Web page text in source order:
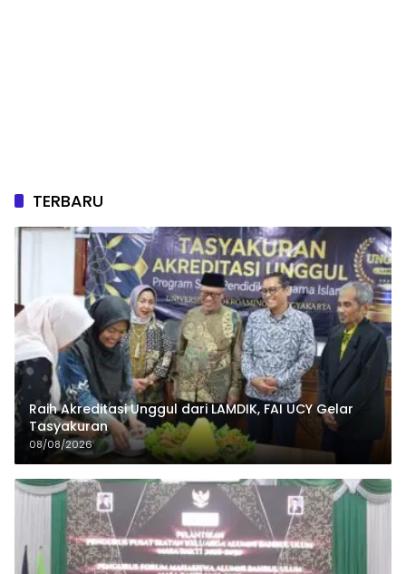
TERBARU
Raih Akreditasi Unggul dari LAMDIK, FAI UCY Gelar
Tasyakuran
08/08/2026